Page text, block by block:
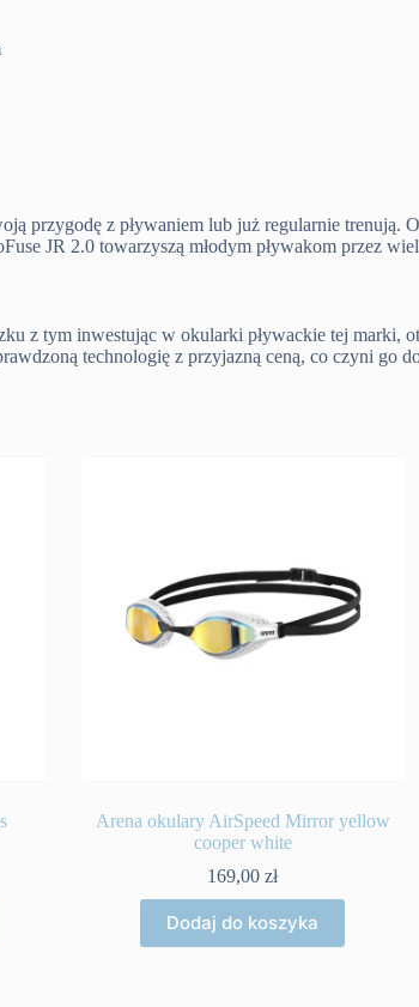
przygodę z pływaniem lub już regularnie trenują.
JR 2.0 towarzyszą młodym pływakom przez
z tym inwestując w okularki pływackie tej marki,
technologię z przyjazną ceną, co czyni go
Arena okulary AirSpeed Mirror yellow
cooper white
169,00zł
Dodaj do koszyka